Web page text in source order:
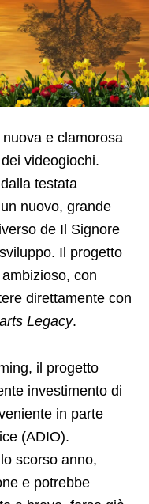
e clamorosa
videogiochi.
testata
nuovo, grande
de Il Signore
Il progetto
con
direttamente con
Legacy.
il progetto
investimento di
in parte
(ADIO).
scorso anno,
e potrebbe